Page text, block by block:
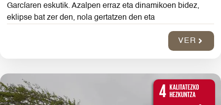
Garcíaren eskutik. Azalpen erraz eta dinamikoen bidez,
eklipse bat zer den, nola gertatzen den eta
VER